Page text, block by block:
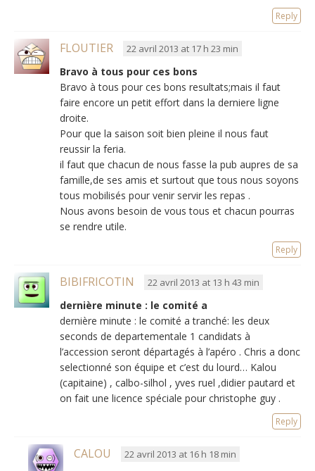
Reply
FLOUTIER 22 avril 2013 at 17 h 23 min
Bravo à tous pour ces bons
Bravo à tous pour ces bons resultats;mais il faut
faire encore un petit effort dans la derniere ligne
droite.
Pour que la saison soit bien pleine il nous faut
reussir la feria.
il faut que chacun de nous fasse la pub aupres de sa
famille,de ses amis et surtout que tous nous soyons
tous mobilisés pour venir servir les repas .
Nous avons besoin de vous tous et chacun pourras
se rendre utile.
Reply
BIBIFRICOTIN 22 avril 2013 at 13 h 43 min
dernière minute : le comité a
dernière minute : le comité a tranché: les deux
seconds de departementale 1 candidats à
l’accession seront départagés à l’apéro . Chris a donc
selectionné son équipe et c’est du lourd… Kalou
(capitaine) , calbo-silhol , yves ruel ,didier pautard et
on fait une licence spéciale pour christophe guy .
Reply
CALOU 22 avril 2013 at 16 h 18 min